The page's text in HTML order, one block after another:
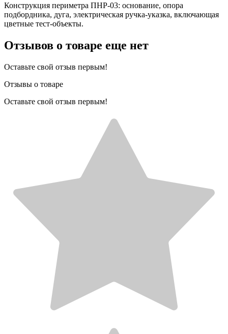
Конструкция периметра ПНР-03: основание, опора
подбордника, дуга, электрическая ручка-указка, включающая
цветные тест-объекты.
Отзывов о товаре еще нет
Оставьте свой отзыв первым!
Отзывы о товаре
Оставьте свой отзыв первым!